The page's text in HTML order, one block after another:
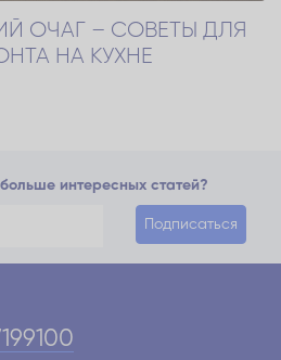
ОЧАГ – СОВЕТЫ ДЛЯ
НА КУХНЕ
интересных статей?
Подписаться